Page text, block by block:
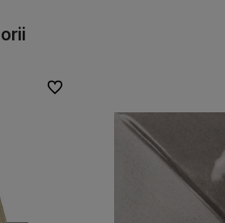
Do ulubionych
Do ulubionych